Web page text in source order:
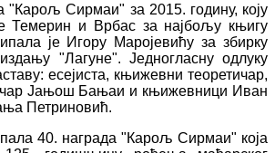
"Карољ Сирмаи" за 2015. годину, коју
Темерин и Врбас за најбољу књигу
је Игору Маројевићу за збирку
"Лагуне". Једногласну одлуку
есејиста, књижевни теоретичар,
Јањош Бањаи и књижевници Иван
Петриновић.
40. награда "Карољ Сирмаи" која